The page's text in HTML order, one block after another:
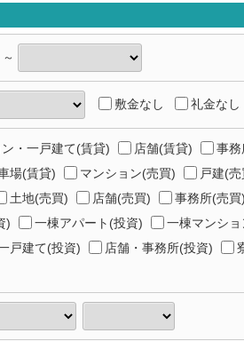
～
敷金なし 礼金なし
・一戸建て(賃貸) 店舗(賃貸) 事務
場(賃貸) マンション(売買) 戸建(売
土地(売買) 店舗(売買) 事務所(売買)
)
一棟アパート(投資)
一棟マンシ
戸建て(投資) 店舗・事務所(投資)